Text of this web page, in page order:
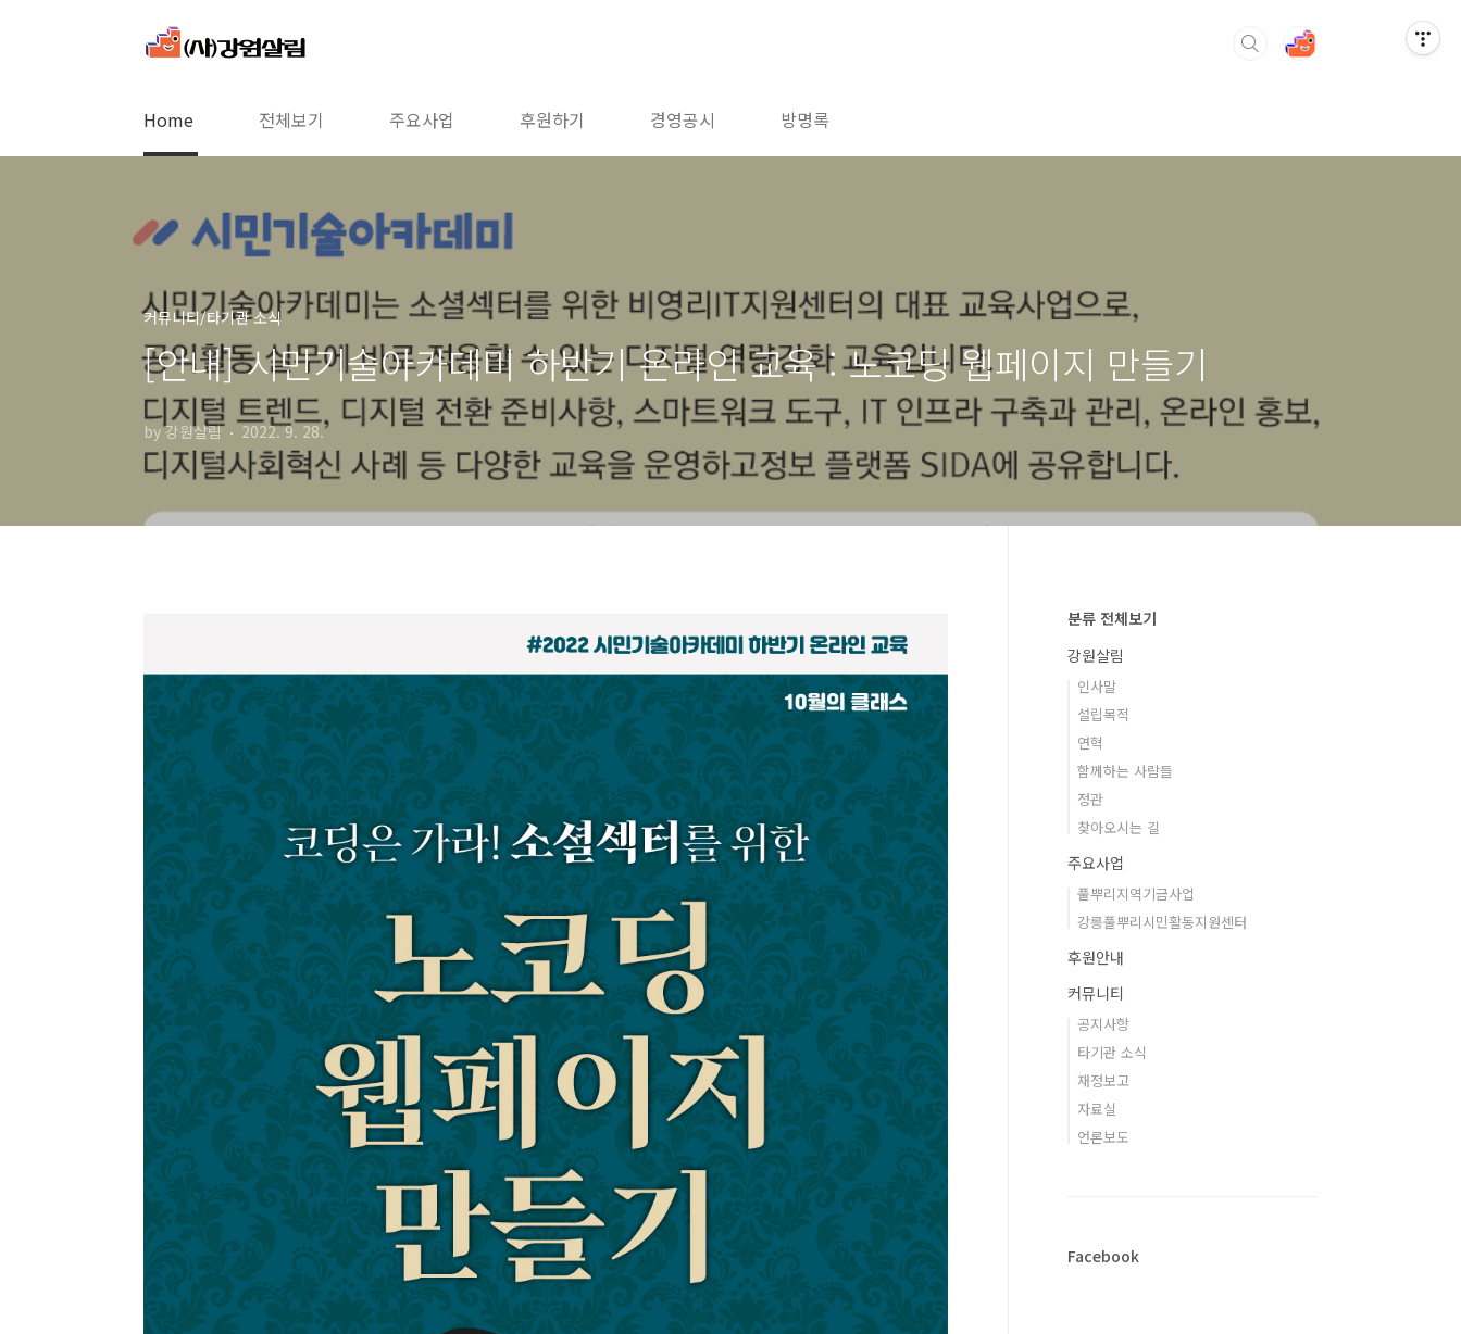
Home 전체보기 주요사업 후원하기 경영공시 방명록
커뮤니티/타기관 소식
[안내] 시민기술아카데미 하반기 온라인 교육 : 노코딩 웹페이지 만들기
by 강원살림 2022. 9. 28.
분류 전체보기
강원살림
인사말
설립목적
연혁
함께하는 사람들
정관
찾아오시는 길
주요사업
풀뿌리지역기금사업
강릉풀뿌리시민활동지원센터
후원안내
커뮤니티
공지사항
타기관 소식
재정보고
자료실
언론보도
Facebook